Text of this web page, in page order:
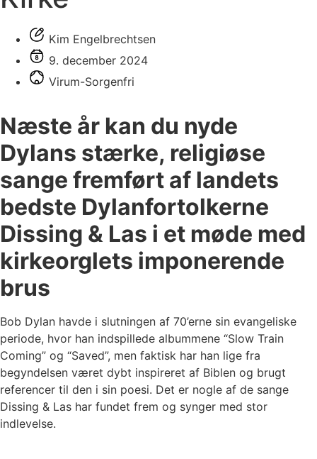
Kim Engelbrechtsen
9. december 2024
Virum-Sorgenfri
Næste år kan du nyde
Dylans stærke, religiøse
sange fremført af landets
bedste Dylanfortolkerne
Dissing & Las i et møde med
kirkeorglets imponerende
brus
Bob Dylan havde i slutningen af 70’erne sin evangeliske
periode, hvor han indspillede albummene “Slow Train
Coming” og “Saved”, men faktisk har han lige fra
begyndelsen været dybt inspireret af Biblen og brugt
referencer til den i sin poesi. Det er nogle af de sange
Dissing & Las har fundet frem og synger med stor
indlevelse.